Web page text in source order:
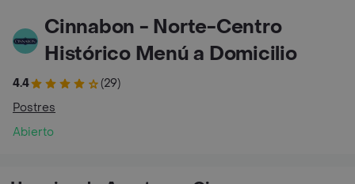
Cinnabon - Norte-Centro
Histórico Menú a Domicilio
4.4
(29)
Postres
Abierto